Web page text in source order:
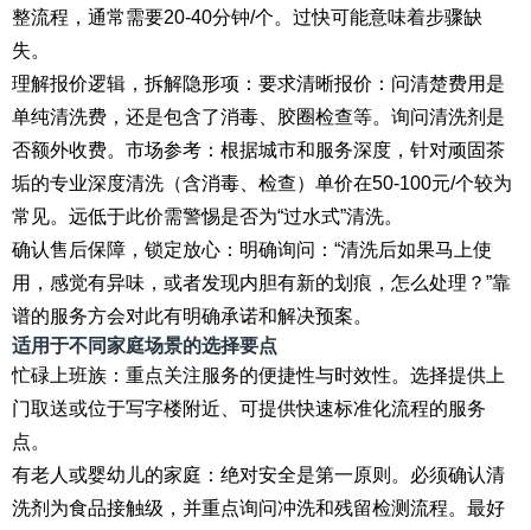
整流程，通常需要20-40分钟/个。过快可能意味着步骤缺
失。
理解报价逻辑，拆解隐形项：要求清晰报价：问清楚费用是
单纯清洗费，还是包含了消毒、胶圈检查等。询问清洗剂是
否额外收费。市场参考：根据城市和服务深度，针对顽固茶
垢的专业深度清洗（含消毒、检查）单价在50-100元/个较为
常见。远低于此价需警惕是否为“过水式”清洗。
确认售后保障，锁定放心：明确询问：“清洗后如果马上使
用，感觉有异味，或者发现内胆有新的划痕，怎么处理？”靠
谱的服务方会对此有明确承诺和解决预案。
适用于不同家庭场景的选择要点
忙碌上班族：重点关注服务的便捷性与时效性。选择提供上
门取送或位于写字楼附近、可提供快速标准化流程的服务
点。
有老人或婴幼儿的家庭：绝对安全是第一原则。必须确认清
洗剂为食品接触级，并重点询问冲洗和残留检测流程。最好